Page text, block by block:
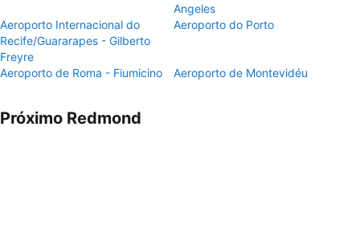
Angeles
Aeroporto Internacional do
Recife/Guararapes - Gilberto
Freyre
Aeroporto do Porto
Aeroporto de Roma - Fiumicino Aeroporto de Montevidéu
Próximo Redmond